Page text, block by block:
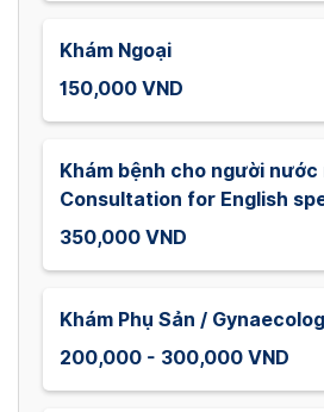
Khám Ngoại
150,000 VND
Khám bệnh cho người nước
Consultation for English
350,000 VND
Khám Phụ Sản /
200,000 - 300,000 VND